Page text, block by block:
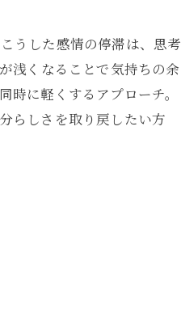
うした感情の停滞は、思考
浅くなることで気持ちの余
に軽くするアプローチ。
らしさを取り戻したい方